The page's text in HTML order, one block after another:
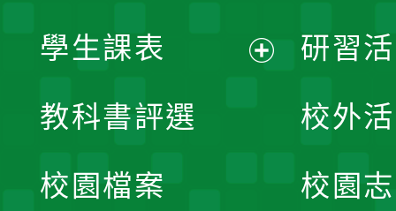
學生課表
教科書評選
校園檔案
研習
校外
校園